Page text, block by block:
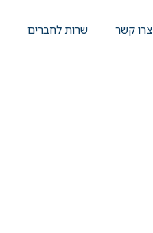
צרו קשר שרות לחברים